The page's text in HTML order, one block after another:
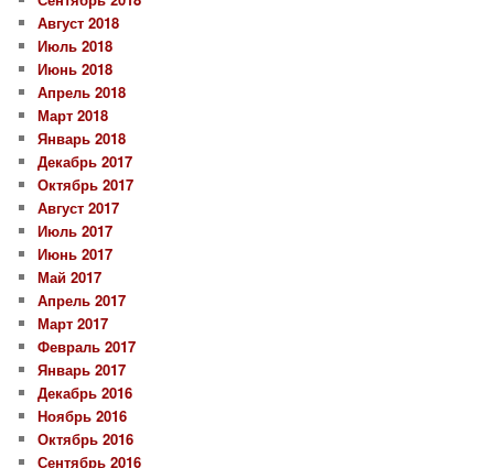
Август 2018
Июль 2018
Июнь 2018
Апрель 2018
Март 2018
Январь 2018
Декабрь 2017
Октябрь 2017
Август 2017
Июль 2017
Июнь 2017
Май 2017
Апрель 2017
Март 2017
Февраль 2017
Январь 2017
Декабрь 2016
Ноябрь 2016
Октябрь 2016
Сентябрь 2016